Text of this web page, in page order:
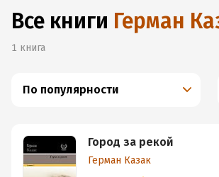
Все книги Герман
1 книга
По популярности
Город за рекой
Герман Казак